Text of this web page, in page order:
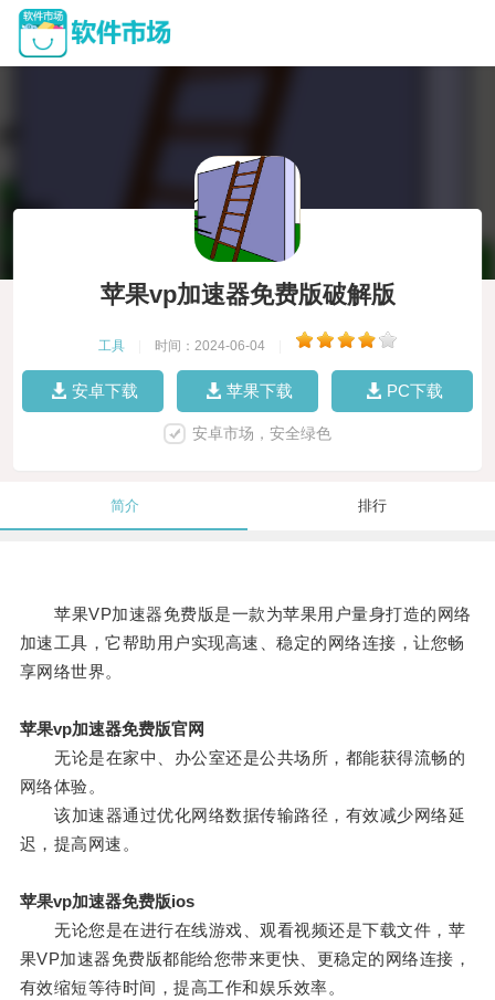
苹果vp加速器免费版破解版
工具 时间：2024-06-04
安卓下载 苹果下载 PC下载
安卓市场，安全绿色
简介 排行
苹果VP加速器免费版是一款为苹果用户量身打造的网络
加速工具，它帮助用户实现高速、稳定的网络连接，让您畅
享网络世界。
苹果vp加速器免费版官网
无论是在家中、办公室还是公共场所，都能获得流畅的
网络体验。
该加速器通过优化网络数据传输路径，有效减少网络延
迟，提高网速。
苹果vp加速器免费版ios
无论您是在进行在线游戏、观看视频还是下载文件，苹
果VP加速器免费版都能给您带来更快、更稳定的网络连接，
有效缩短等待时间，提高工作和娱乐效率。